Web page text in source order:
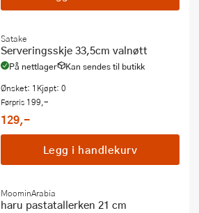
Satake
Serveringsskje 33,5cm valnøtt
På nettlager Kan sendes til butikk
Ønsket: 1 Kjøpt: 0
Førpris 199,-
129,-
Legg i handlekurv
MoominArabia
haru pastatallerken 21 cm